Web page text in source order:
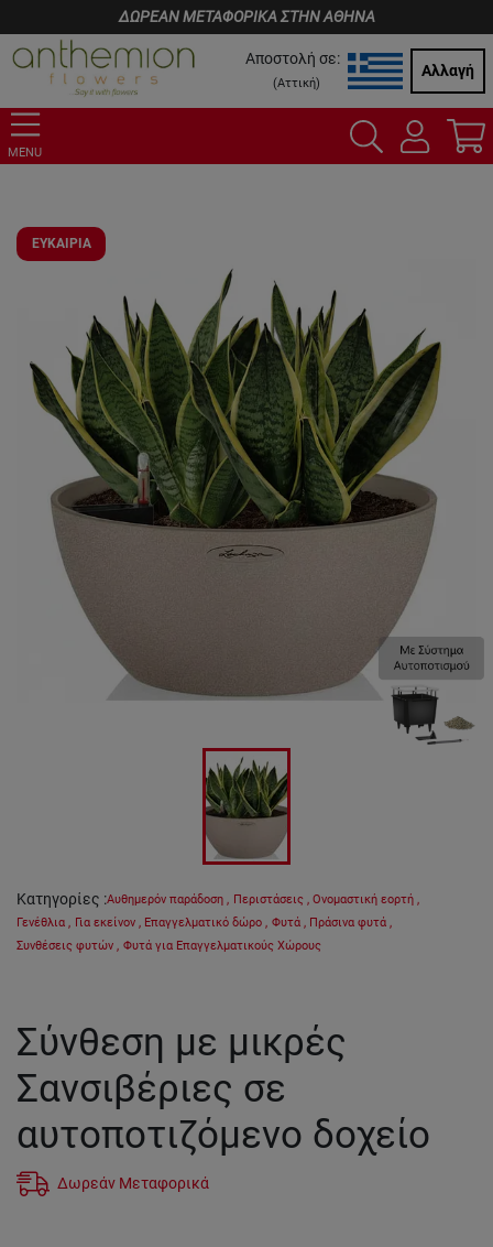
ΔΩΡΕΑΝ ΜΕΤΑΦΟΡΙΚΑ ΣΤΗΝ ΑΘΗΝΑ
Αποστολή σε:
(Αττική)
Αλλαγή
MENU
ΕΥΚΑΙΡΙΑ
Κατηγορίες :Αυθημερόν παράδοση , Περιστάσεις , Ονομαστική εορτή ,
Γενέθλια , Για εκείνον , Επαγγελματικό δώρο , Φυτά , Πράσινα φυτά ,
Συνθέσεις φυτών , Φυτά για Επαγγελματικούς Χώρους
Σύνθεση με μικρές
Σανσιβέριες σε
αυτοποτιζόμενο δοχείο
Δωρεάν Μεταφορικά